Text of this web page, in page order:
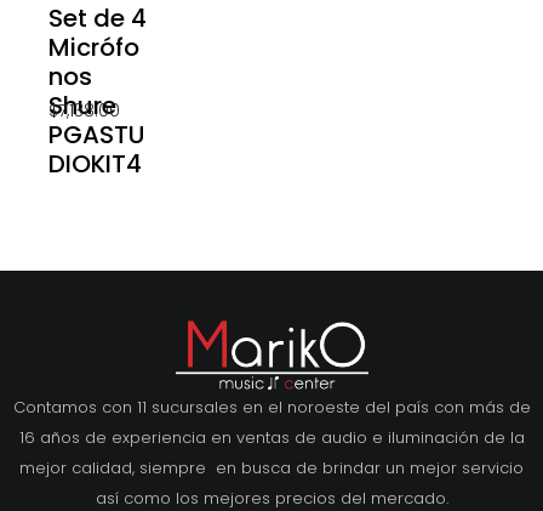
Set de 4
Micrófo
nos
Shure
PGASTU
DIOKIT4
$7,138.00
Contamos con 11 sucursales en el noroeste del país con más de
16 años de experiencia en ventas de audio e iluminación de la
mejor calidad, siempre en busca de brindar un mejor servicio
así como los mejores precios del mercado.